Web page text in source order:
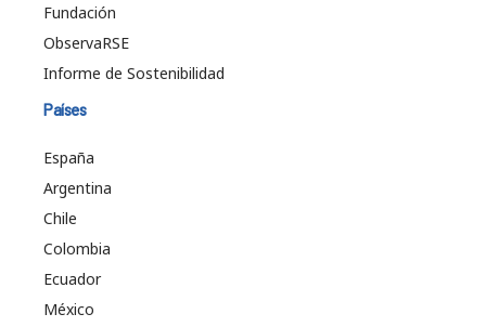
Fundación
ObservaRSE
Informe de Sostenibilidad
Países
España
Argentina
Chile
Colombia
Ecuador
México